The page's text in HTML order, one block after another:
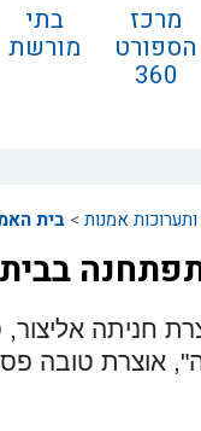
מרכז
הספורט
360
בתי
מורשת
ותערוכות אמנות >בית
חניתה אליצור,
אוצרת טובה